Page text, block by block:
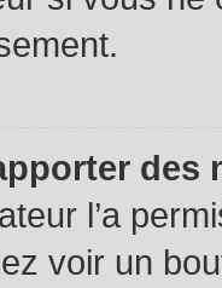
des
l’a
voir un